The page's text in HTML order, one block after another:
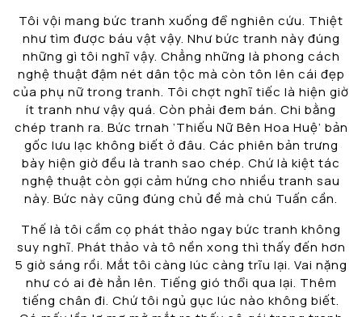
Tôi vội mang bức tranh xuống để nghiên cứu. Thiệt
như tìm được báu vật vậy. Như bức tranh này đúng
những gì tôi nghĩ vậy. Chẳng những là phong cách
nghệ thuật đậm nét dân tộc mà còn tôn lên cái đẹp
của phụ nữ trong tranh. Tôi chợt nghĩ tiếc là hiện giờ
ít tranh như vậy quá. Còn phải đem bán. Chi bằng
chép tranh ra. Bức trnah ‘Thiếu Nữ Bên Hoa Huệ’ bản
gốc lưu lạc không biết ở đâu. Các phiên bản trưng
bày hiện giờ đều là tranh sao chép. Chứ là kiệt tác
nghệ thuật còn gợi cảm hứng cho nhiều tranh sau
này. Bức này cũng đúng chủ đề mà chú Tuấn cần.
Thế là tôi cầm cọ phát thảo ngay bức tranh không
suy nghĩ. Phát thảo và tô nền xong thì thấy đến hơn
5 giờ sáng rồi. Mắt tôi càng lúc càng trĩu lại. Vai nặng
như có ai đè hẳn lên. Tiếng gió thổi qua lại. Thêm
tiếng chân đi. Chứ tôi ngủ gục lúc nào không biết.